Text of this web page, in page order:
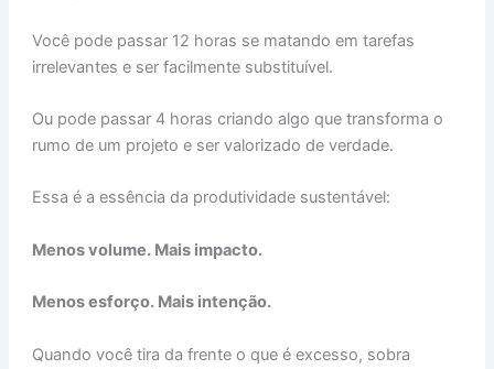
Você pode passar 12 horas se matando em tarefas
irrelevantes e ser facilmente substituível.
Ou pode passar 4 horas criando algo que transforma o
rumo de um projeto e ser valorizado de verdade.
Essa é a essência da produtividade sustentável:
Menos volume. Mais impacto.
Menos esforço. Mais intenção.
Quando você tira da frente o que é excesso, sobra